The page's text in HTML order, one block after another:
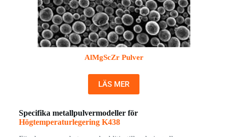
AlMgScZr Pulver
LÄS MER
Specifika metallpulvermodeller för
Högtemperaturlegering K438